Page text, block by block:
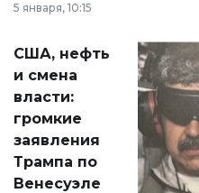
сразу несколько
актуальных тем —
от слухов о
политических
реформах до
вопросов армии,
экономики и
личного здоровья.
5 января, 10:15
США, нефть
и смена
власти:
громкие
заявления
Трампа по
Венесуэле